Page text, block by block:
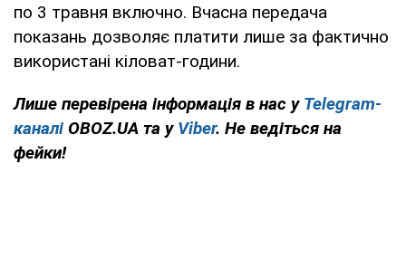
по 3 травня включно. Вчасна передача
показань дозволяє платити лише за фактично
використані кіловат-години.
Лише перевірена інформація в нас у Telegram-
каналі OBOZ.UA та у Viber. Не ведіться на
фейки!